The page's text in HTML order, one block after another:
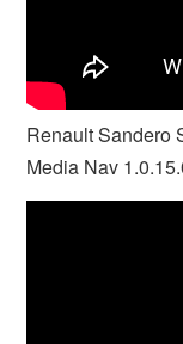
Renault Sandero
Media Nav